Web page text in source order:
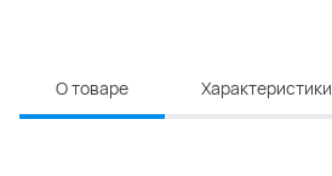
О товаре Характеристики